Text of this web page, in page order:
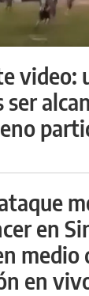
video:
en
medio
en